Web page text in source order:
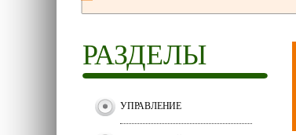
РАЗДЕЛЫ
УПРАВЛЕНИЕ